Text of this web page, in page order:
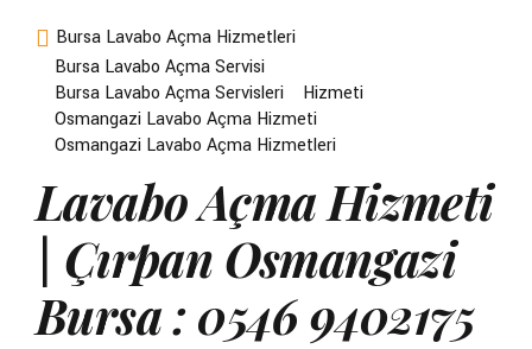
Bursa Lavabo Açma Hizmetleri
Bursa Lavabo Açma Servisi
Bursa Lavabo Açma Servisleri
Hizmeti
Osmangazi Lavabo Açma Hizmeti
Osmangazi Lavabo Açma Hizmetleri
Lavabo Açma Hizmeti
| Çırpan Osmangazi
Bursa : 0546 9402175